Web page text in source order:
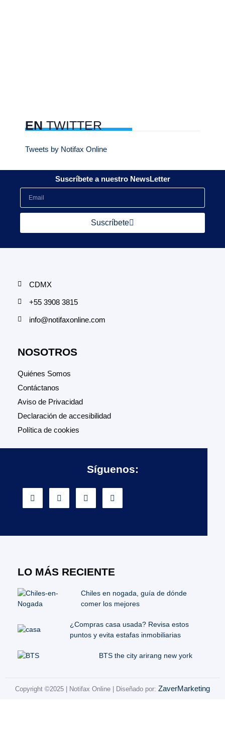
ENTWITTER
Tweets by Notifax Online
Suscríbete a nuestro NewsLetter
Suscríbete
CDMX
+55 3908 3815
info@notifaxonline.com
NOSOTROS
Quiénes Somos
Contáctanos
Aviso de Privacidad
Declaración de accesibilidad
Política de cookies
Síguenos:
LO MÁS RECIENTE
Chiles en nogada, guía de dónde
comer los mejores
¿Compras casa usada? Revisa estos
puntos y evita estafas inmobiliarias
BTS the city arirang new york
Copyright ©2025 | Notifax Online | Diseñado por: ZaverMarketing